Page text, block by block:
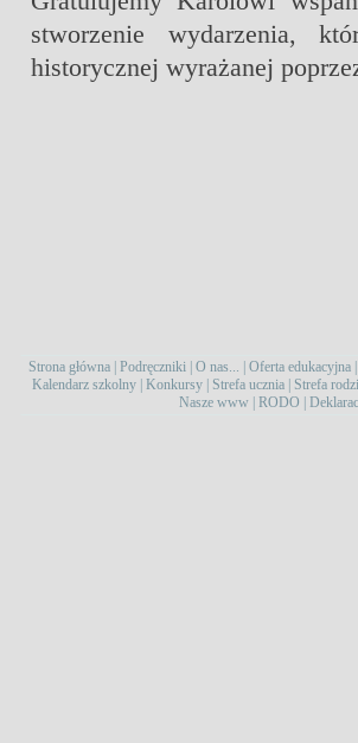
stworzenie wydarzenia,
historycznej wyrażanej
Strona główna Podręczniki O nas... Oferta edukacyjna
Kalendarz szkolny Konkursy Strefa ucznia
Strefa
Nasze www RODO